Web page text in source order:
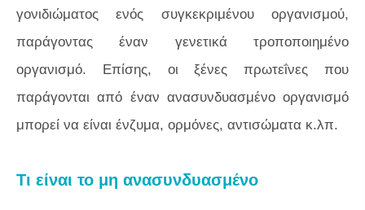
γονιδιώματος ενός συγκεκριμένου οργανισμού,
παράγοντας έναν γενετικά τροποποιημένο
οργανισμό. Επίσης, οι ξένες πρωτεΐνες που
παράγονται από έναν ανασυνδυασμένο οργανισμό
μπορεί να είναι ένζυμα, ορμόνες, αντισώματα κ.λπ.
Τι είναι το μη ανασυνδυασμένο